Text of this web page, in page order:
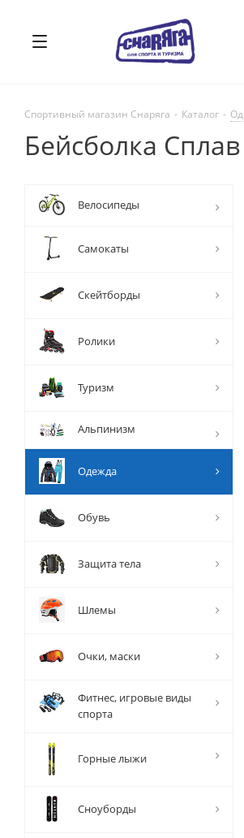
Спортивный магазин Снаряга - Каталог -
Бейсболка
Велосипеды
Самокаты
Скейтборды
Ролики
Туризм
Альпинизм
Одежда
Обувь
Защита тела
Шлемы
Очки, маски
Фитнес, игровые виды
спорта
Горные лыжи
Сноуборды